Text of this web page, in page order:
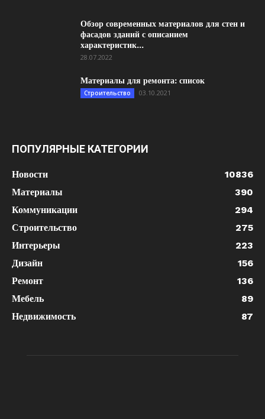
Обзор современных материалов для стен и
фасадов зданий с описанием
характеристик...
28.07.2022
Материалы для ремонта: список
Строительство 03.10.2021
ПОПУЛЯРНЫЕ КАТЕГОРИИ
Новости
10836
Материалы
390
Коммуникации
294
Строительство
275
Интерьеры
223
Дизайн
156
Ремонт
136
Мебель
89
Недвижимость
87